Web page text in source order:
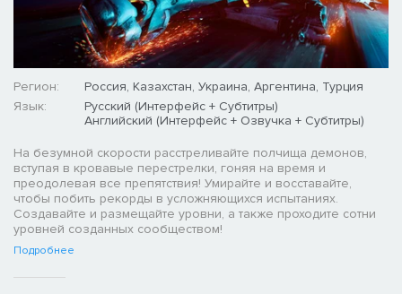
Регион:
Россия, Казахстан, Украина, Аргентина, Турция
Язык:
Русский (Интерфейс + Субтитры)
Английский (Интерфейс + Озвучка + Субтитры)
На безумной скорости расстреливайте полчища демонов,
вступая в кровавые перестрелки, гоняя на время и
преодолевая все препятствия! Умирайте и восставайте,
чтобы побить рекорды в усложняющихся испытаниях.
Создавайте и размещайте уровни, а также проходите сотни
уровней созданных сообществом!
Подробнее